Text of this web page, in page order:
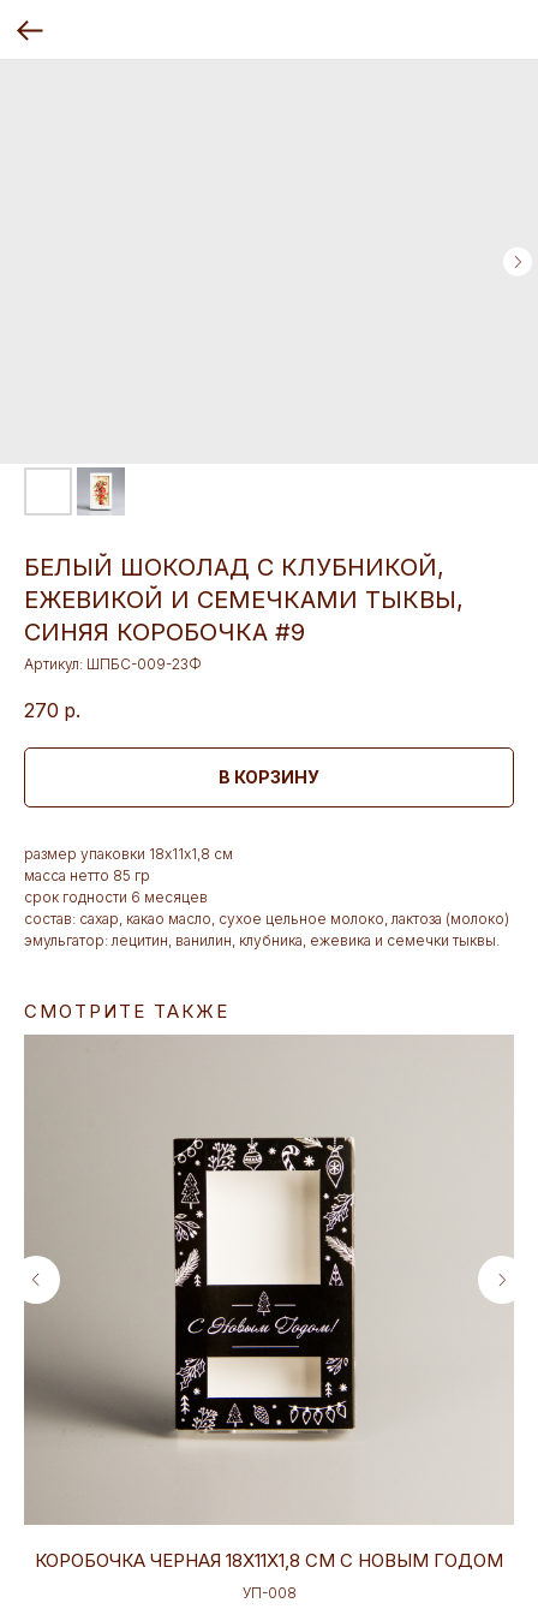
БЕЛЫЙ ШОКОЛАД С КЛУБНИКОЙ,
ЕЖЕВИКОЙ И СЕМЕЧКАМИ ТЫКВЫ,
СИНЯЯ КОРОБОЧКА #9
Артикул: ШПБС-009-23Ф
270 р.
В КОРЗИНУ
размер упаковки 18х11х1,8 см
масса нетто 85 гр
срок годности 6 месяцев
состав: сахар, какао масло, сухое цельное молоко, лактоза (молоко)
эмульгатор: лецитин, ванилин, клубника, ежевика и семечки тыквы.
СМОТРИТЕ ТАКЖЕ
КОРОБОЧКА ЧЕРНАЯ 18Х11Х1,8 СМ С НОВЫМ ГОДОМ
УП-008